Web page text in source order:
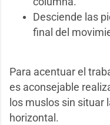
Desciende las
final del
Para acentuar el
es aconsejable
los muslos sin situar
horizontal.